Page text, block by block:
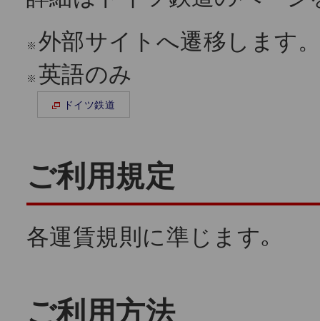
※ 外部サイトへ遷移します
※ 英語のみ
ドイツ鉄道
ご利用規定
各運賃規則に準じます｡
ご利用方法